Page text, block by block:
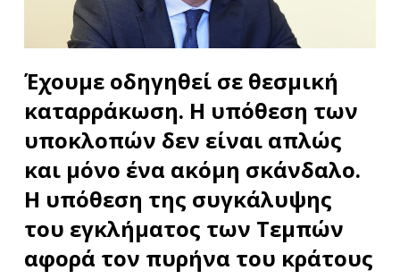
Έχουμε οδηγηθεί σε θεσμική
καταρράκωση. Η υπόθεση των
υποκλοπών δεν είναι απλώς
και μόνο ένα ακόμη σκάνδαλο.
Η υπόθεση της συγκάλυψης
του εγκλήματος των Τεμπών
αφορά τον πυρήνα του κράτους